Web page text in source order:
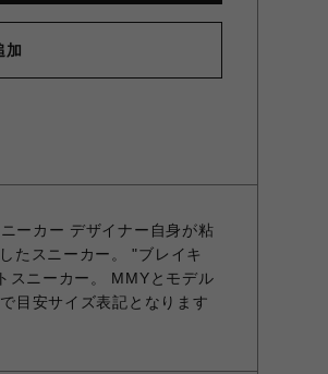
加
ーカー デザイナー自身が粘
たスニーカー。 "ブレイキ
スニーカー。 MMYとモデル
目安サイズ表記となります